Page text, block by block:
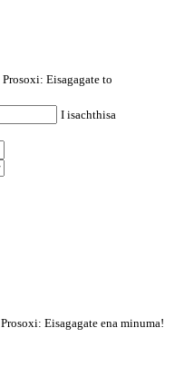
Prosoxi: Eisagagate to
I isachthisa
Prosoxi: Eisagagate ena minuma!